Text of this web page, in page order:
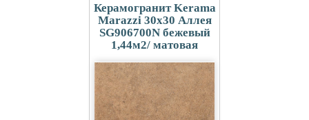
Керамогранит Kerama
Marazzi 30x30 Аллея
SG906700N бежевый
1,44м2/ матовая